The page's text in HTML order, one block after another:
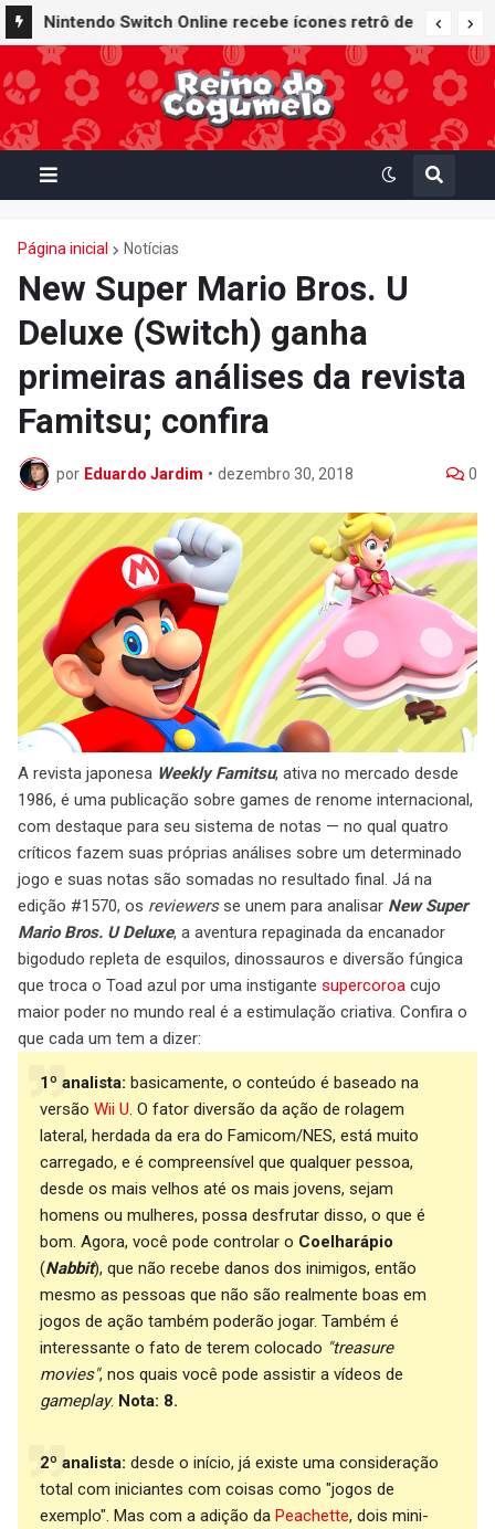
Nintendo Switch Online recebe ícones retrô de
Mario Paint (SNES) e Mario Kart: Super Circuit
(GBA)
Página inicial Notícias
New Super Mario Bros. U
Deluxe (Switch) ganha
primeiras análises da revista
Famitsu; confira
por Eduardo Jardim • dezembro 30, 2018 0
A revista japonesa Weekly Famitsu, ativa no mercado desde
1986, é uma publicação sobre games de renome internacional,
com destaque para seu sistema de notas — no qual quatro
críticos fazem suas próprias análises sobre um determinado
jogo e suas notas são somadas no resultado final. Já na
edição #1570, os reviewersse unem para analisar New Super
Mario Bros. U Deluxe, a aventura repaginada da encanador
bigodudo repleta de esquilos, dinossauros e diversão fúngica
que troca o Toad azul por uma instigante supercoroa cujo
maior poder no mundo real é a estimulação criativa. Confira o
que cada um tem a dizer:
1º analista: basicamente, o conteúdo é baseado na
versão Wii U. O fator diversão da ação de rolagem
lateral, herdada da era do Famicom/NES, está muito
carregado, e é compreensível que qualquer pessoa,
desde os mais velhos até os mais jovens, sejam
homens ou mulheres, possa desfrutar disso, o que é
bom. Agora, você pode controlar o Coelharápio
(Nabbit), que não recebe danos dos inimigos, então
mesmo as pessoas que não são realmente boas em
jogos de ação também poderão jogar. Também é
interessante o fato de terem colocado "treasure
movies", nos quais você pode assistir a vídeos de
gameplay. Nota: 8.
2º analista: desde o início, já existe uma consideração
total com iniciantes com coisas como "jogos de
exemplo". Mas com a adição da Peachette, dois mini-